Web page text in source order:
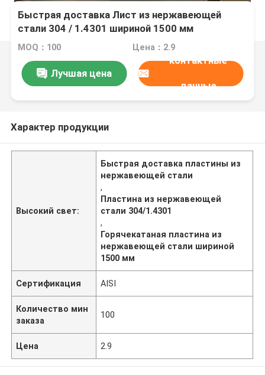
Быстрая доставка Лист из нержавеющей
стали 304 / 1.4301 шириной 1500 мм
горячекатаный для промышленного
MOQ：100 Цена：2.9
Лучшая цена
контактные
данные
Характер продукции
Высокий свет:
Быстрая доставка пластины из
нержавеющей стали
,
Пластина из нержавеющей
стали 304/1.4301
,
Горячекатаная пластина из
нержавеющей стали шириной
1500 мм
Сертификация AISI
Количество мин
заказа
100
Цена 2.9